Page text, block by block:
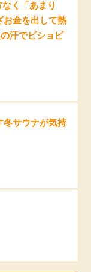
く「あまり
お金を出して熱
汗でビショビ
冬サウナが気持